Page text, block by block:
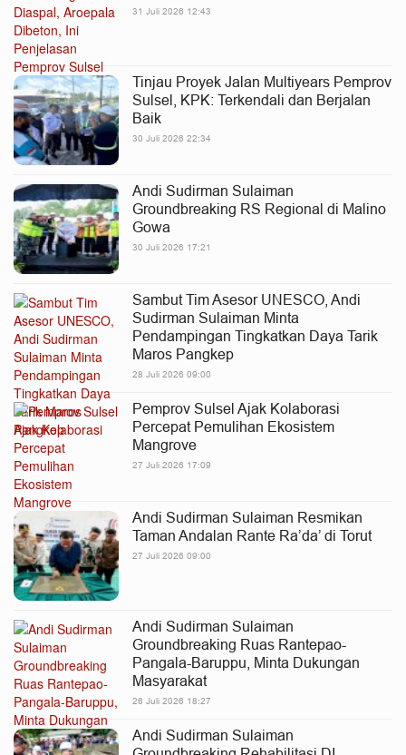
31 Juli 2026 12:43
Tinjau Proyek Jalan Multiyears Pemprov
Sulsel, KPK: Terkendali dan Berjalan
Baik
30 Juli 2026 22:34
Andi Sudirman Sulaiman
Groundbreaking RS Regional di Malino
Gowa
30 Juli 2026 17:21
Sambut Tim Asesor UNESCO, Andi
Sudirman Sulaiman Minta
Pendampingan Tingkatkan Daya Tarik
Maros Pangkep
28 Juli 2026 09:00
Pemprov Sulsel Ajak Kolaborasi
Percepat Pemulihan Ekosistem
Mangrove
27 Juli 2026 17:09
Andi Sudirman Sulaiman Resmikan
Taman Andalan Rante Ra’da’ di Torut
27 Juli 2026 09:00
Andi Sudirman Sulaiman
Groundbreaking Ruas Rantepao-
Pangala-Baruppu, Minta Dukungan
Masyarakat
26 Juli 2026 18:27
Andi Sudirman Sulaiman